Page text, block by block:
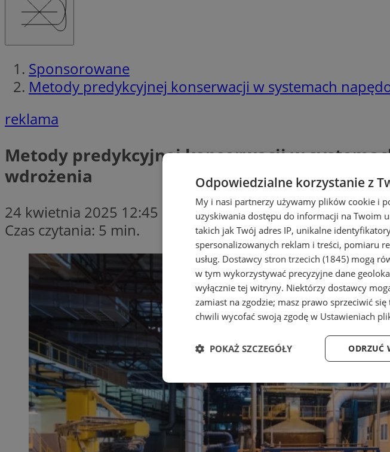
Sponsorowane
Metody predykcyjnej konserwacji w systemach
reklama
Metody predykcyjnej konserwacji w
wdrożenia
24 kwietnia 2025 12:45
Czas czytania: 5 min.
Odpowiedzialne korzystanie z
My i nasi partnerzy używamy plików cookie i
uzyskiwania dostępu do informacji na Twoim
takich jak Twój adres IP, unikalne
spersonalizowanych reklam i treści, pomiaru
usług. Dostawcy stron trzecich (1845) mogą
w tym wykorzystywać precyzyjne dane
wyłącznie tej witryny. Niektórzy dostawcy
zamiast na zgodzie; masz prawo sprzeciwić
chwili wycofać swoją zgodę w Ustawieniach
ODRZUĆ
POKAŻ SZCZEGÓŁY
Niezbędne Wydajność